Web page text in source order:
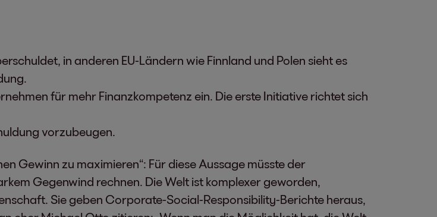
in anderen EU-Ländern wie Finnland und Polen sieht es
für mehr Finanzkompetenz ein. Die erste Initiative richtet sich
vorzubeugen.
Gewinn zu maximieren“: Für diese Aussage müsste der
Gegenwind rechnen. Die Welt ist komplexer geworden,
Sie geben Corporate-Social-Responsibility-Berichte heraus,